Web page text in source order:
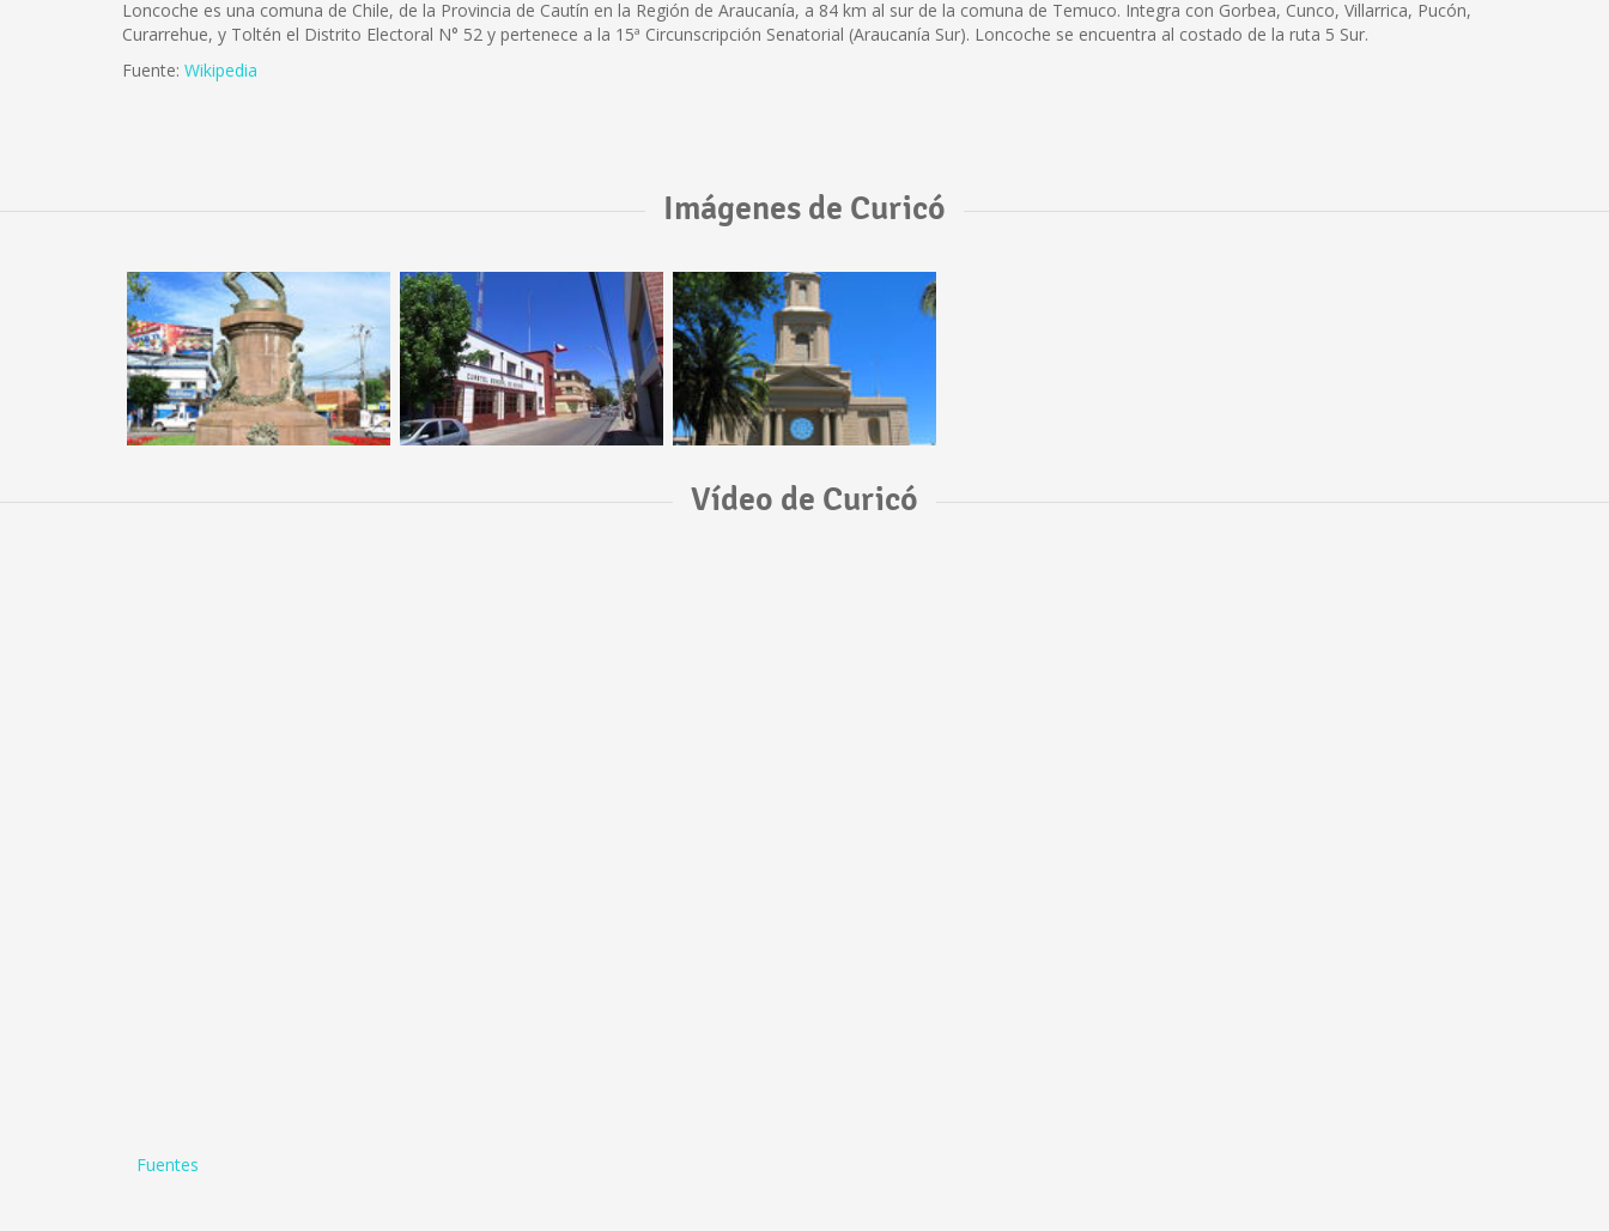
Loncoche es una comuna de Chile, de la Provincia de Cautín en la Región de Araucanía, a 84 km al sur de la comuna de Temuco. Integra con Gorbea, Cunco, Villarrica, Pucón,
Curarrehue, y Toltén el Distrito Electoral N° 52 y pertenece a la 15ª Circunscripción Senatorial (Araucanía Sur). Loncoche se encuentra al costado de la ruta 5 Sur.
Fuente: Wikipedia
Imágenes de Curicó
Vídeo de Curicó
Fuentes